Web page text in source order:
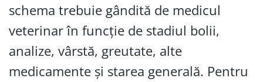
schema trebuie gândită de medicul
veterinar în funcție de stadiul bolii,
analize, vârstă, greutate, alte
medicamente și starea generală. Pentru